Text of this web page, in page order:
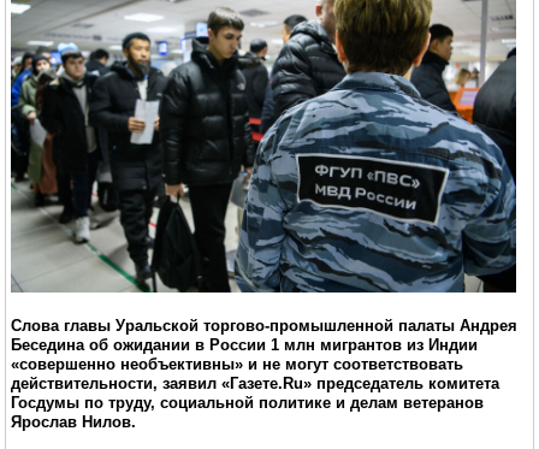
Слова главы Уральской торгово-промышленной палаты Андрея
Беседина об ожидании в России 1 млн мигрантов из Индии
«совершенно необъективны» и не могут соответствовать
действительности, заявил «Газете.Ru» председатель комитета
Госдумы по труду, социальной политике и делам ветеранов
Ярослав Нилов.